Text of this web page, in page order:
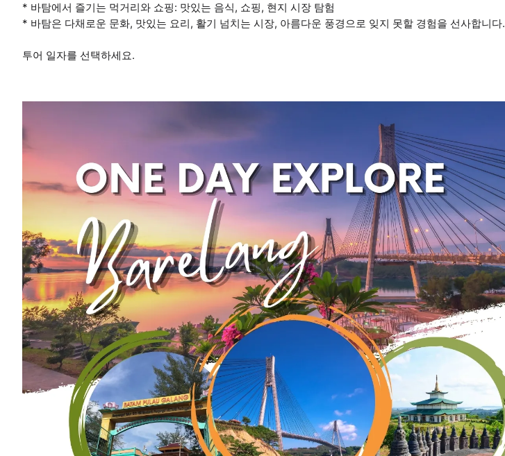
* 바탐에서 즐기는 먹거리와 쇼핑: 맛있는 음식, 쇼핑, 현지 시장 탐험
* 바탐은 다채로운 문화, 맛있는 요리, 활기 넘치는 시장, 아름다운 풍경으로 잊지 못할 경험을 선사합니다.
투어 일자를 선택하세요.